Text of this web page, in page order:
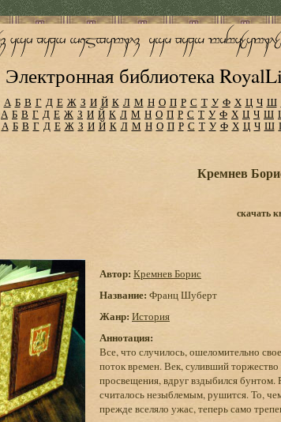
Электронная библиотека
А Б В Г Д Е Ж З И Й К Л М Н О П Р С Т У Ф Х Ц Ч Ш
А Б В Г Д Е Ж З И Й К Л М Н О П Р С Т У Ф Х Ц Ч Ш
А Б В Г Д Е Ж З И Й К Л М Н О П Р С Т У Ф Х Ц Ч Ш
Кремнев
скачать
Автор: Кремнев Борис
Название: Франц Шуберт
Жанр: История
Аннотация:
Все, что случилось, ошеломительно
поток времен. Век, суливший
просвещения, вдруг вздыбился
считалось незыблемым, рушится. То,
прежде вселяло ужас, теперь само